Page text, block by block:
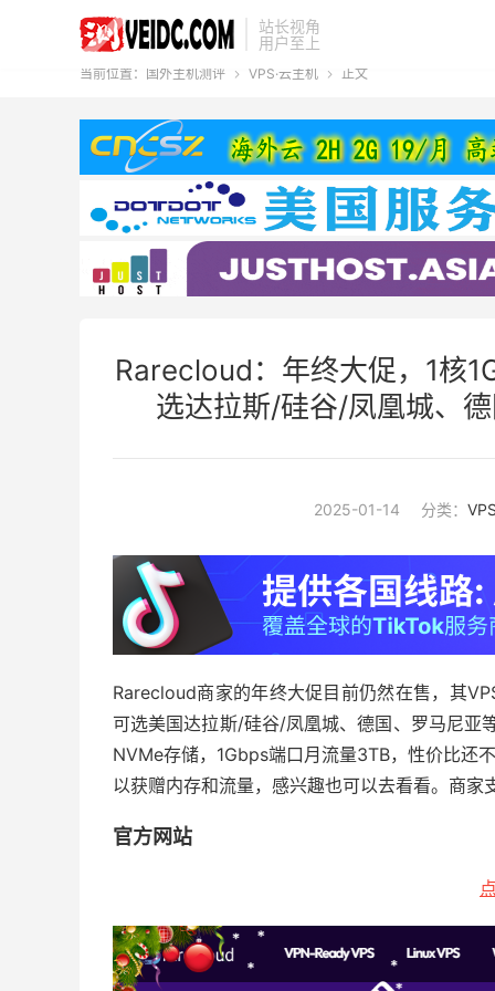
站长视角
用户至上
当前位置： 国外主机测评  VPS·云主机  正文
Rarecloud：年终大促，1核
选达拉斯/硅谷/凤凰城、
2025-01-14 分类：
Rarecloud商家的年终大促目前仍然在售，其
可选美国达拉斯/硅谷/凤凰城、德国、罗马尼亚
NVMe存储，1Gbps端口月流量3TB，性价比还
以获赠内存和流量，感兴趣也可以去看看。商
官方网站